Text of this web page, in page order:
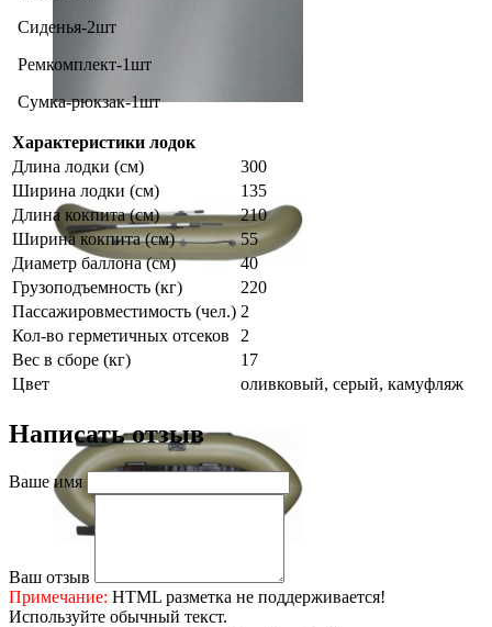
Сиденья-2шт
Ремкомплект-1шт
Сумка-рюкзак-1шт
Характеристики лодок
Длина лодки (см)
300
Ширина лодки (см)
135
Длина кокпита (см)
210
Ширина кокпита (см)
55
Диаметр баллона (см)
40
Грузоподъемность (кг)
220
Пассажировместимость (чел.) 2
Кол-во герметичных отсеков
2
Вес в сборе (кг)
17
Цвет
оливковый, серый, камуфляж
Написать отзыв
Ваше имя
Ваш отзыв
Примечание: HTML разметка не поддерживается!
Используйте обычный текст.